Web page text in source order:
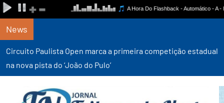
News
Circuito Paulista Open marca a primeira competição estadual
na nova pista do ‘João do Pulo’